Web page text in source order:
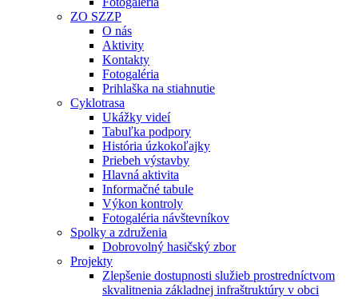
ZO SZZP
O nás
Aktivity
Kontakty
Fotogaléria
Prihlaška na stiahnutie
Cyklotrasa
Ukážky videí
Tabuľka podpory
História úzkokoľajky
Priebeh výstavby
Hlavná aktivita
Informačné tabule
Výkon kontroly
Fotogaléria návštevníkov
Spolky a združenia
Dobrovolný hasičský zbor
Projekty
Zlepšenie dostupnosti služieb prostredníctvom
skvalitnenia základnej infraštruktúry v obci